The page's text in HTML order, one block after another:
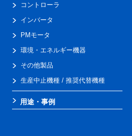
コントローラ
インバータ
PMモータ
環境・エネルギー機器
その他製品
生産中止機種 / 推奨代替機種
用途・事例